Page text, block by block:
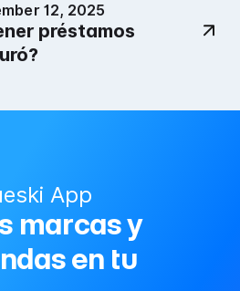
12, 2025
préstamos
App
marcas y
en tu